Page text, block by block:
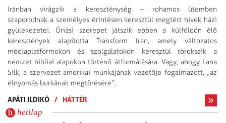
Iránban virágzik a kereszténység – rohamos ütemben
szaporodnak a személyes érintésen keresztül megtért hívek házi
gyülekezetei. Óriási szerepet játszik ebben a külföldön élő
keresztények alapította Transform Iran, amely változatos
médiaplatformokon és szolgálatokon keresztül törekszik a
nemzet bibliai alapokon történő átformálására. Vagy, ahogy Lana
Silk, a szervezet amerikai munkájának vezetője fogalmazott, „az
elnyomás burkának megtörésére”.
APÁTI ILDIKÓ / HÁTTÉR
hetilap